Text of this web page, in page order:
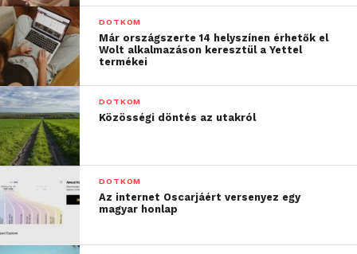
Sportos szelleműek számára lehet hasznos ajándék
a Sony fülhallgatóba épített MP3 lejátszója. A W273S
4 GB-os memóriájába feltölthetjük a kedvenc
dalainkat, így a legextrémebb helyzetekben is
motiválhatjuk magunkat.
DOTKOM
Már országszerte 14 helyszínen érhetők el
Wolt alkalmazáson keresztül a Yettel
termékei
DOTKOM
Közösségi döntés az utakról
DOTKOM
Az internet Oscarjáért versenyez egy
magyar honlap